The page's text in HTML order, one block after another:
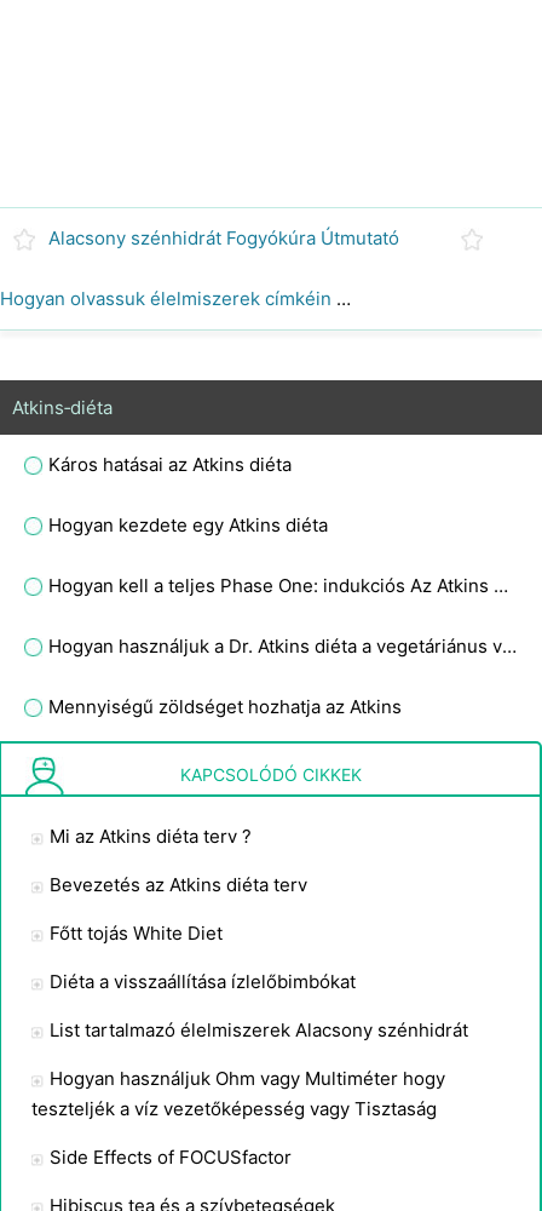
Alacsony szénhidrát Fogyókúra Útmutató
Hogyan olvassuk élelmiszerek címkéin szénhidrátok az Atkins diéta
Atkins‑diéta
Káros hatásai az Atkins diéta
Hogyan kezdete egy Atkins diéta
Hogyan kell a teljes Phase One: indukciós Az Atkins diéta
Hogyan használjuk a Dr. Atkins diéta a vegetáriánus vagy vegán
Mennyiségű zöldséget hozhatja az Atkins
Atkins & Emészthető szénhidrát
KAPCSOLÓDÓ CIKKEK
Mi az Atkins diéta terv ?
Bevezetés az Atkins diéta terv
Főtt tojás White Diet
Diéta a visszaállítása ízlelőbimbókat
List tartalmazó élelmiszerek Alacsony szénhidrát
Hogyan használjuk Ohm vagy Multiméter hogy
teszteljék a víz vezetőképesség vagy Tisztaság
Side Effects of FOCUSfactor
Hibiscus tea és a szívbetegségek